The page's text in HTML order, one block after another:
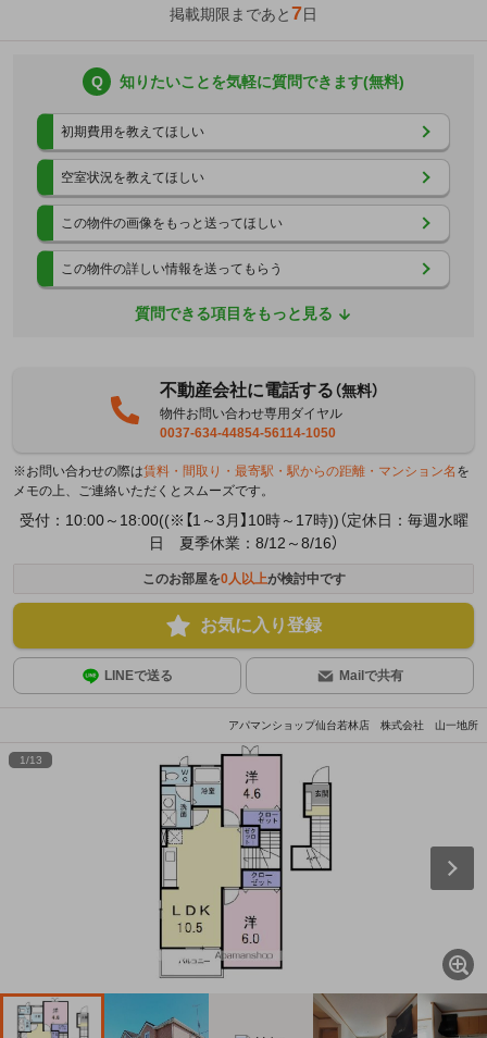
掲載期限まであと7日
Q 知りたいことを気軽に質問できます(無料)
初期費用を教えてほしい
空室状況を教えてほしい
この物件の画像をもっと送ってほしい
この物件の詳しい情報を送ってもらう
質問できる項目をもっと見る
不動産会社に電話する（無料）
物件お問い合わせ専用ダイヤル
0037-634-44854-56114-1050
※お問い合わせの際は賃料・間取り・最寄駅・駅からの距離・マンション名 を
メモの上、ご連絡いただくとスムーズです。
受付：10:00～18:00((※【1～3月】10時～17時))（定休日：毎週水曜
日 夏季休業：8/12～8/16）
このお部屋を0人以上が検討中です
お気に入り登録
LINEで送る Mailで共有
アパマンショップ仙台若林店 株式会社 山一地所
1/13